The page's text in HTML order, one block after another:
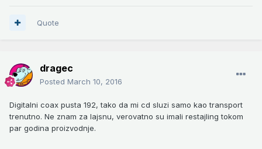
Quote
dragec
Posted March 10, 2016
Digitalni coax pusta 192, tako da mi cd sluzi samo kao transport
trenutno. Ne znam za lajsnu, verovatno su imali restajling tokom
par godina proizvodnje.